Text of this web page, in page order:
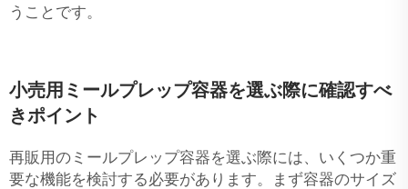
うことです。
小売用ミールプレップ容器を選ぶ際に確認すべ
きポイント
再販用のミールプレップ容器を選ぶ際には、いくつか重
要な機能を検討する必要があります。まず容器のサイズ